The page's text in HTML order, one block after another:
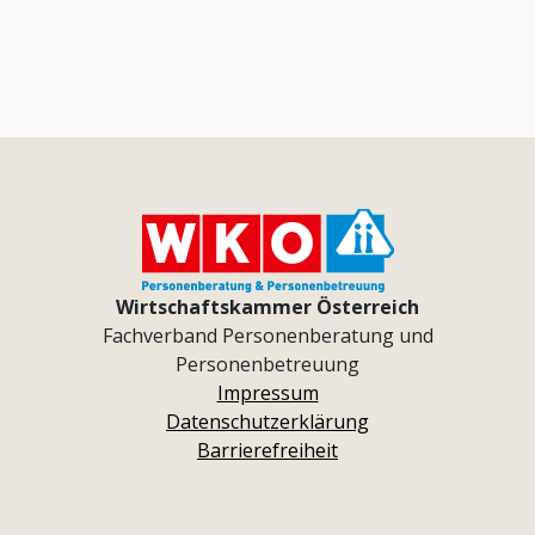
Wirtschaftskammer Österreich
Fachverband Personenberatung und
Personenbetreuung
Impressum
Datenschutzerklärung
Barrierefreiheit